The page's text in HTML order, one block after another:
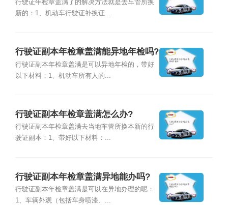
行驶证年检章盖满了的解决方法就是去车管所换
新的：1、机动车行驶证补换证...
行驶证副本年检章盖满能异地年检吗?
行驶证副本年检章盖满是可以异地年检的，带好
以下材料：1、机动车所有人的...
行驶证副本年检章盖满怎么办?
行驶证副本年检章盖满去当地车管所换本新的行
驶证副本：1、带好以下材料：...
行驶证副本年检章盖满异地能办吗?
行驶证副本年检章盖满是可以在异地办理的呢：
1、车辆外观（包括车身喷漆、...